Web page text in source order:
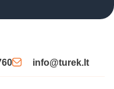
info@turek.lt